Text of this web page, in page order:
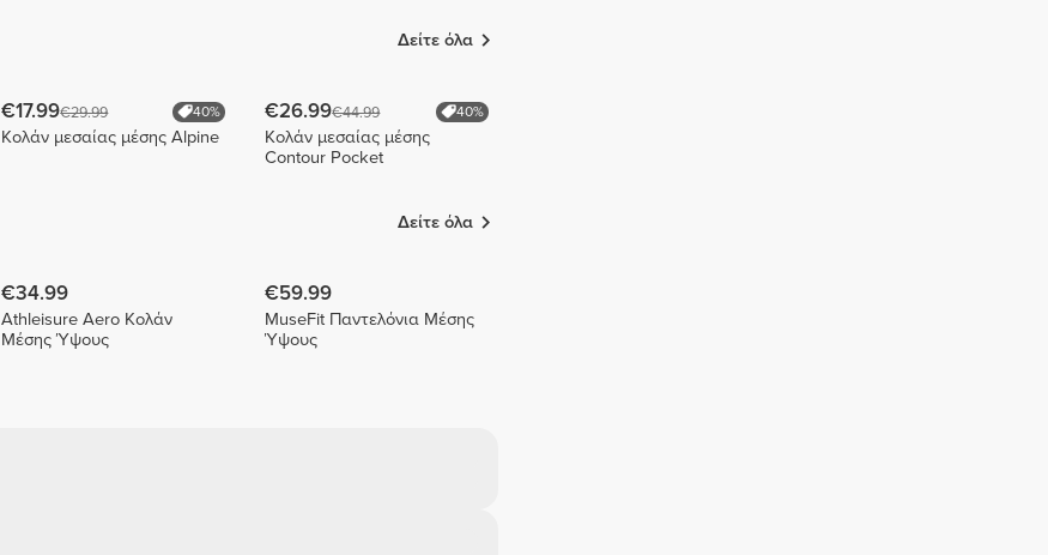
Δείτε όλα
€17.99€29.99 40%
Κολάν μεσαίας μέσης Alpine
€26.99€44.99 40%
Κολάν μεσαίας μέσης
Contour Pocket
Δείτε όλα
€34.99
Athleisure Aero Κολάν
Μέσης Ύψους
€59.99
MuseFit Παντελόνια Μέσης
Ύψους